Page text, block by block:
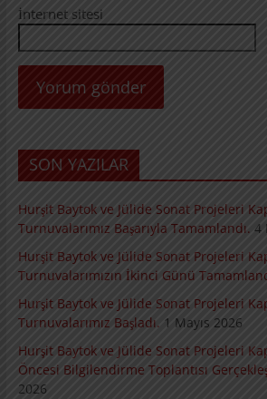
İnternet sitesi
SON YAZILAR
Hurşit Baytok ve Jülide Sonat Projeleri
Turnuvalarımız Başarıyla Tamamlandı. 4
Hurşit Baytok ve Jülide Sonat Projeleri
Turnuvalarımızın İkinci Günü
Hurşit Baytok ve Jülide Sonat Projeleri
Turnuvalarımız Başladı. 1 Mayıs 2026
Hurşit Baytok ve Jülide Sonat Projeleri
Öncesi Bilgilendirme Toplantısı
2026